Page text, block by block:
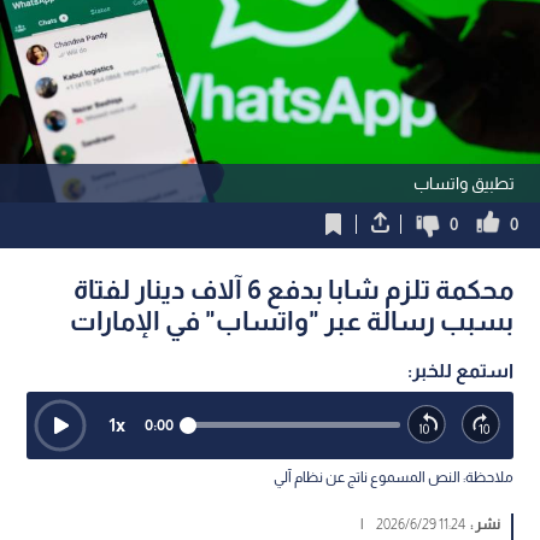
تطبيق واتساب
0
0
محكمة تلزم شابا بدفع 6 آلاف دينار لفتاة
بسبب رسالة عبر "واتساب" في الإمارات
استمع للخبر:
0:00
1x
ملاحظة: النص المسموع ناتج عن نظام آلي
نشر :11:24 2026/6/29
|